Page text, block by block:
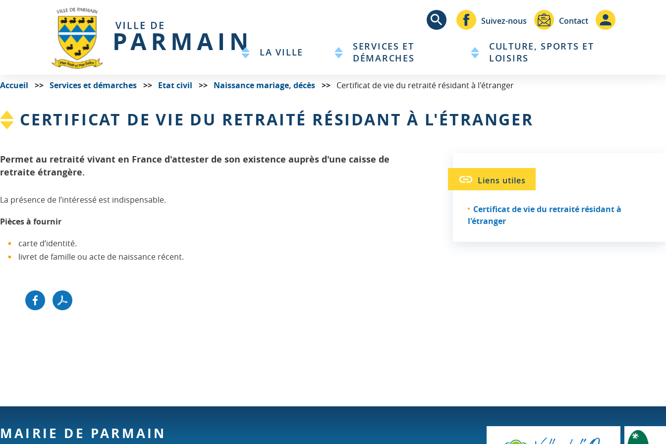
principal
Header
-
Communication
Suivez-nous Contact
Header
-
LA VILLE
SERVICES ET
DÉMARCHES
CULTURE, SPORTS ET
LOISIRS
Accueil Services et démarches Etat civil Naissance mariage, décès Certificat de vie du retraité résidant à l'étranger
CERTIFICAT DE VIE DU RETRAITÉ RÉSIDANT À L'ÉTRANGER
Permet au retraité vivant en France d'attester de son existence auprès d'une caisse de
retraite étrangère.
La présence de l’intéressé est indispensable.
Pièces à fournir
carte d’identité.
livret de famille ou acte de naissance récent.
Liens utiles
Certificat de vie du retraité résidant à
l'étranger
MAIRIE DE PARMAIN